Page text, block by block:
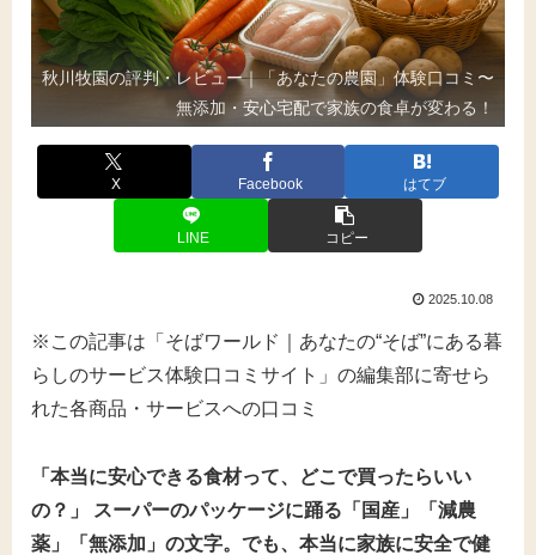
秋川牧園の評判・レビュー｜「あなたの農園」体験口コミ〜
無添加・安心宅配で家族の食卓が変わる！
X Facebook はてブ
LINE コピー
2025.10.08
※この記事は「そばワールド｜あなたの“そば”にある暮
らしのサービス体験口コミサイト」の編集部に寄せら
れた各商品・サービスへの口コミ
「本当に安心できる食材って、どこで買ったらいい
の？」 スーパーのパッケージに踊る「国産」「減農
薬」「無添加」の文字。でも、本当に家族に安全で健